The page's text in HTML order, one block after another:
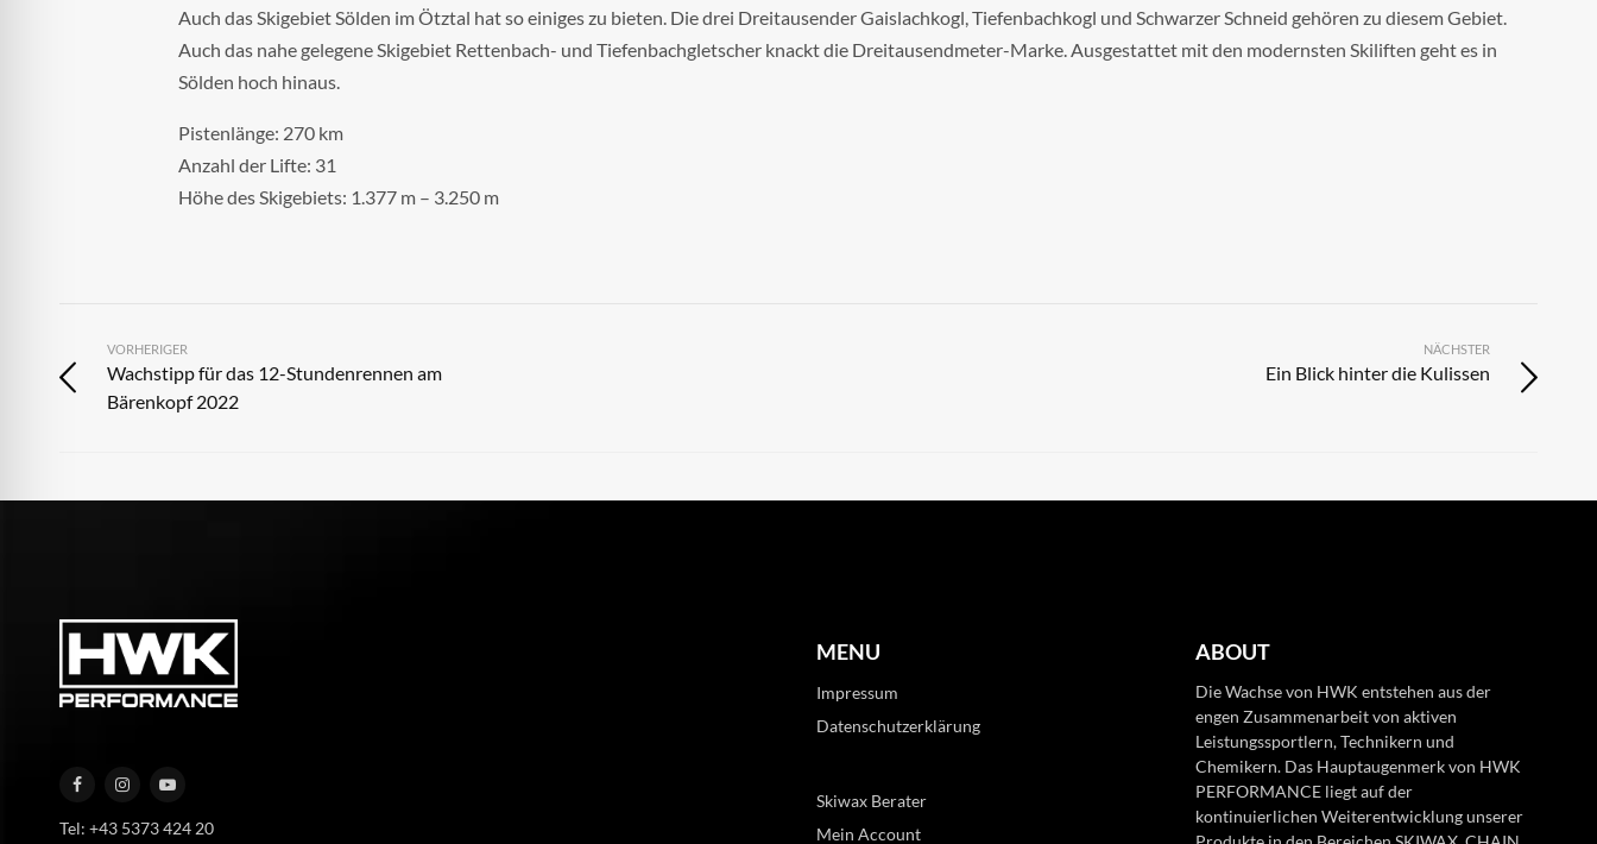
Auch das Skigebiet Sölden im Ötztal hat so einiges zu bieten. Die drei Dreitausender Gaislachkogl, Tiefenbachkogl und Schwarzer Schneid gehören zu diesem Gebiet.
Auch das nahe gelegene Skigebiet Rettenbach- und Tiefenbachgletscher knackt die Dreitausendmeter-Marke. Ausgestattet mit den modernsten Skiliften geht es in
Sölden hoch hinaus.
Pistenlänge: 270 km
Anzahl der Lifte: 31
Höhe des Skigebiets: 1.377 m – 3.250 m
VORHERIGER
Wachstipp für das 12-Stundenrennen am
Bärenkopf 2022
NÄCHSTER
Ein Blick hinter die Kulissen
Tel: +43 5373 424 20
MENU
Impressum
Datenschutzerklärung
Skiwax Berater
Mein Account
ABOUT
Die Wachse von HWK entstehen aus der
engen Zusammenarbeit von aktiven
Leistungssportlern, Technikern und
Chemikern. Das Hauptaugenmerk von HWK
PERFORMANCE liegt auf der
kontinuierlichen Weiterentwicklung unserer